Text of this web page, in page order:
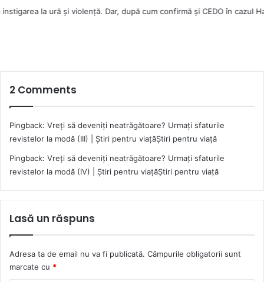
şi violenţă. Dar, după cum confirmă şi CEDO în cazul Handyside
2 Comments
Pingback: Vreţi să deveniţi neatrăgătoare? Urmaţi sfaturile
revistelor la modă (III) | Știri pentru viațăȘtiri pentru viață
Pingback: Vreţi să deveniţi neatrăgătoare? Urmaţi sfaturile
revistelor la modă (IV) | Știri pentru viațăȘtiri pentru viață
Lasă un răspuns
Adresa ta de email nu va fi publicată. Câmpurile obligatorii sunt
marcate cu *